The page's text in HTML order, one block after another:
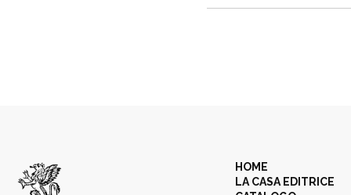
HOME
LA CASA EDITRICE